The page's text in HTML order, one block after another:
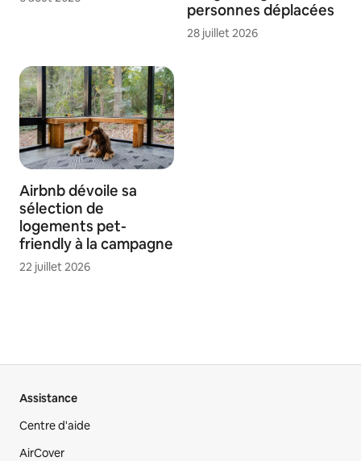
personnes déplacées
28 juillet 2026
Airbnb dévoile sa
sélection de
logements pet-
friendly à la campagne
22 juillet 2026
Assistance
Centre d'aide
AirCover